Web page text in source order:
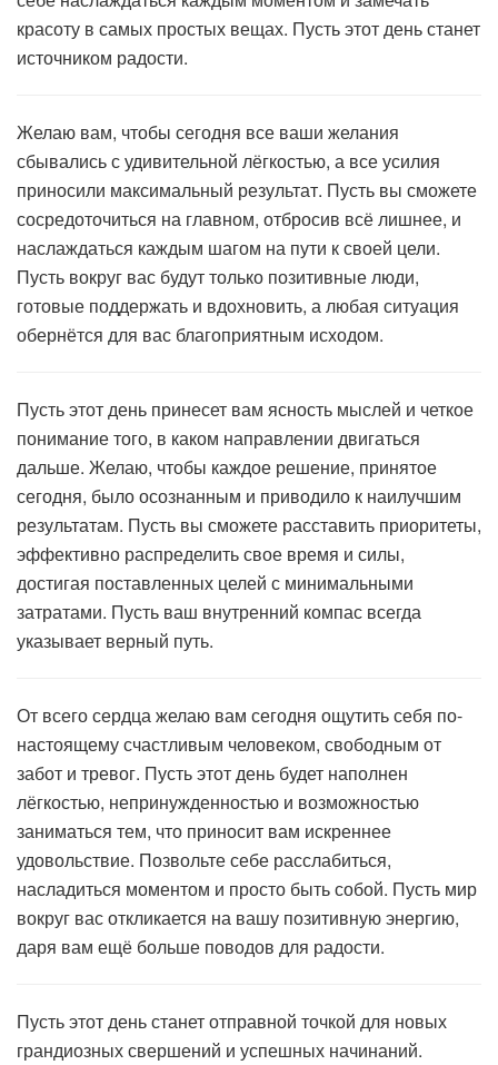
красоту в самых простых вещах. Пусть этот день станет
источником радости.
Желаю вам, чтобы сегодня все ваши желания
сбывались с удивительной лёгкостью, а все усилия
приносили максимальный результат. Пусть вы сможете
сосредоточиться на главном, отбросив всё лишнее, и
наслаждаться каждым шагом на пути к своей цели.
Пусть вокруг вас будут только позитивные люди,
готовые поддержать и вдохновить, а любая ситуация
обернётся для вас благоприятным исходом.
Пусть этот день принесет вам ясность мыслей и четкое
понимание того, в каком направлении двигаться
дальше. Желаю, чтобы каждое решение, принятое
сегодня, было осознанным и приводило к наилучшим
результатам. Пусть вы сможете расставить приоритеты,
эффективно распределить свое время и силы,
достигая поставленных целей с минимальными
затратами. Пусть ваш внутренний компас всегда
указывает верный путь.
От всего сердца желаю вам сегодня ощутить себя по-
настоящему счастливым человеком, свободным от
забот и тревог. Пусть этот день будет наполнен
лёгкостью, непринужденностью и возможностью
заниматься тем, что приносит вам искреннее
удовольствие. Позвольте себе расслабиться,
насладиться моментом и просто быть собой. Пусть мир
вокруг вас откликается на вашу позитивную энергию,
даря вам ещё больше поводов для радости.
Пусть этот день станет отправной точкой для новых
грандиозных свершений и успешных начинаний.